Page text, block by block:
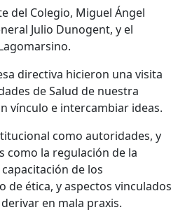
del Colegio, Miguel Ángel
Julio Dunogent, y el
directiva hicieron una visita
de Salud de nuestra
vínculo e intercambiar ideas.
como autoridades, y
como la regulación de la
de los
de ética, y aspectos vinculados
en mala praxis.